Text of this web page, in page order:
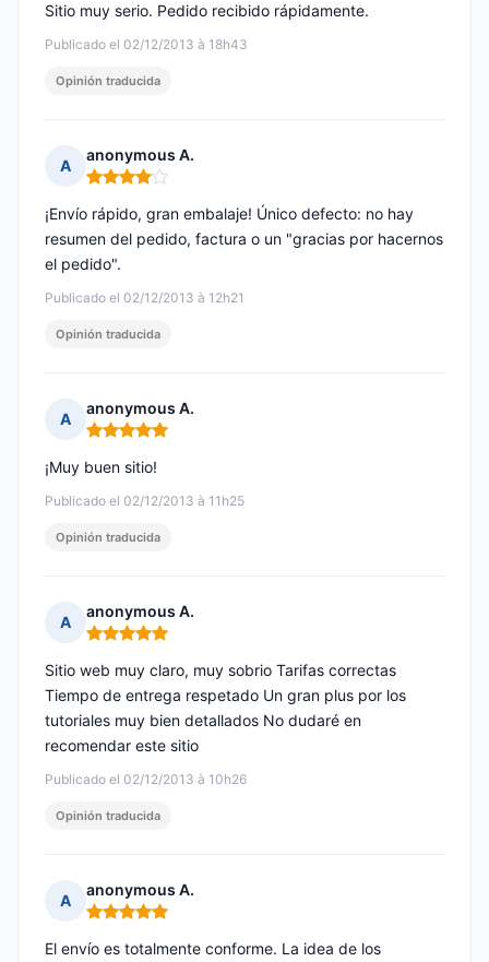
Publicado el 02/12/2013 à 18h43
Sitio muy serio. Pedido recibido rápidamente.
Opinión traducida
A
anonymous A.
Nota: 4 de 5
Publicado el 02/12/2013 à 12h21
¡Envío rápido, gran embalaje! Único defecto: no hay
resumen del pedido, factura o un "gracias por hacernos
el pedido".
Opinión traducida
A
anonymous A.
Nota: 5 de 5
Publicado el 02/12/2013 à 11h25
¡Muy buen sitio!
Opinión traducida
A
anonymous A.
Nota: 5 de 5
Publicado el 02/12/2013 à 10h26
Sitio web muy claro, muy sobrio Tarifas correctas
Tiempo de entrega respetado Un gran plus por los
tutoriales muy bien detallados No dudaré en
recomendar este sitio
Opinión traducida
A
anonymous A.
Nota: 5 de 5
El envío es totalmente conforme. La idea de los